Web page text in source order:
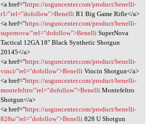
<a href="https://usguncenter.com/product/benelli-
r1/"rel="dofollow">BenelliR1 Big Game Rifle</a>
<a href="https://usguncenter.com/product/benelli-
supernova/"rel="dofollow">BenelliSuperNova
Tactical 12GA 18″ Black Synthetic Shotgun
20145</a>
<a href="https://usguncenter.com/product/benelli-
vinci/"rel="dofollow">BenelliVincin Shotgun</a>
<a href="https://usguncenter.com/product/benelli-
montefeltro/"rel="dofollow">BenelliMontefeltro
Shotgun</a>
<a href="https://usguncenter.com/product/benelli-
828u/"rel="dofollow">Benelli828 U Shotgun